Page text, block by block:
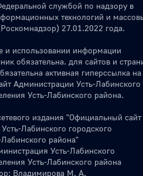
службой по надзору в
технологий и
27.01.2022 года.
и использовании информации
обязательна. для сайтов и
активная гиперссылка на
Администрации Усть-Лабинского
Усть-Лабинского района.
издания "Официальный сайт
Лабинского городского
района"
Усть-Лабинского
Усть-Лабинского района
Владимирова М. А.